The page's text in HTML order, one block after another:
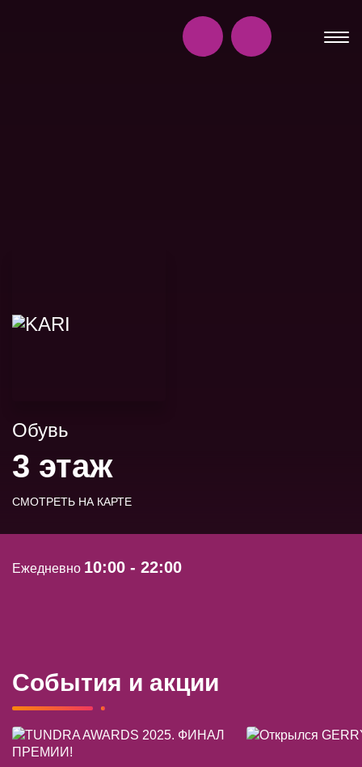
Обувь
3 этаж
СМОТРЕТЬ НА КАРТЕ
Ежедневно 10:00 - 22:00
События и акции